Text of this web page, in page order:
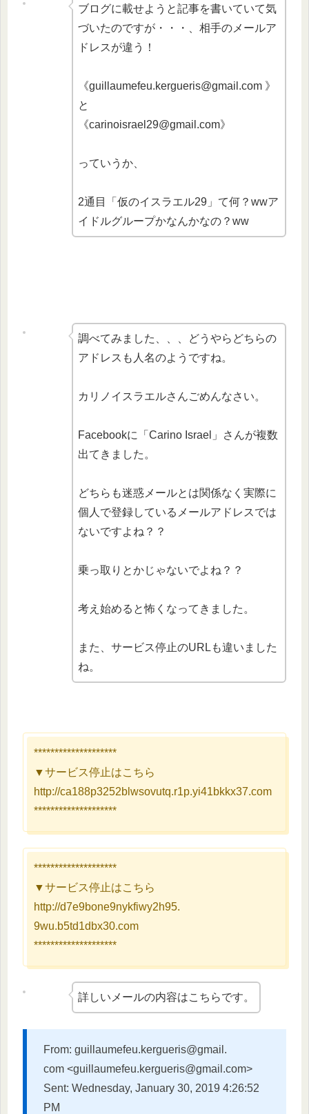
ブログに載せようと記事を書いていて気
づいたのですが・・・、相手のメールア
ドレスが違う！
《guillaumefeu.kergueris@gmail.com 》
と
《carinoisrael29@gmail.com》
っていうか、
2通目「仮のイスラエル29」て何？wwア
イドルグループかなんかなの？ww
調べてみました、、、どうやらどちらの
アドレスも人名のようですね。
カリノイスラエルさんごめんなさい。
Facebookに「Carino Israel」さんが複数
出てきました。
どちらも迷惑メールとは関係なく実際に
個人で登録しているメールアドレスでは
ないですよね？？
乗っ取りとかじゃないでよね？？
考え始めると怖くなってきました。
また、サービス停止のURLも違いました
ね。
********************
▼サービス停止はこちら
http://ca188p3252blwsovutq.r1p.yi41bkkx37.com
********************
********************
▼サービス停止はこちら
http://d7e9bone9nykfiwy2h95.
9wu.b5td1dbx30.com
********************
詳しいメールの内容はこちらです。
From: guillaumefeu.kergueris@gmail.
com <guillaumefeu.kergueris@gmail.com>
Sent: Wednesday, January 30, 2019 4:26:52
PM